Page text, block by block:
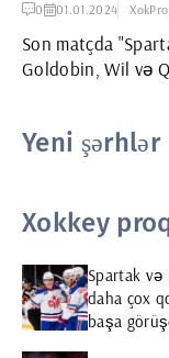
0 01.01.2024
Son matçda
Goldobin, Wil və
Yeni şərhlər
Xokkey
Spartak və
daha çox
başa